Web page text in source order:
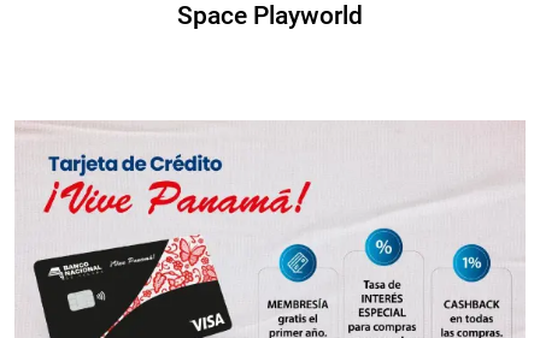
Space Playworld